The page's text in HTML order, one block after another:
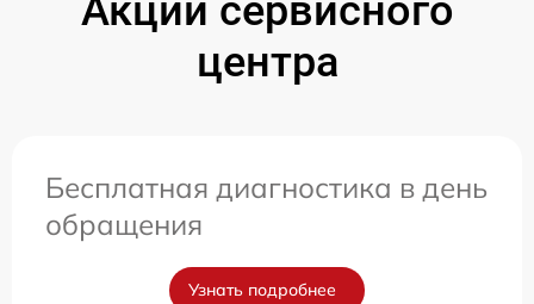
Акции сервисного
центра
Бесплатная диагностика в день
обращения
Узнать подробнее